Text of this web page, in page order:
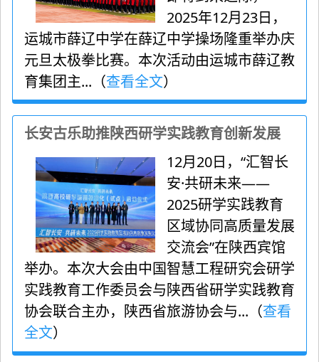
2025年12月23日，
运城市薛辽中学在薛辽中学操场隆重举办庆
元旦太极拳比赛。本次活动由运城市薛辽教
育集团主...（查看全文）
长安古乐助推陕西研学实践教育创新发展
12月20日，“汇智长
安·共研未来——
2025研学实践教育
区域协同高质量发展
交流会”在陕西宾馆
举办。本次大会由中国智慧工程研究会研学
实践教育工作委员会与陕西省研学实践教育
协会联合主办，陕西省旅游协会与...（查看
全文）